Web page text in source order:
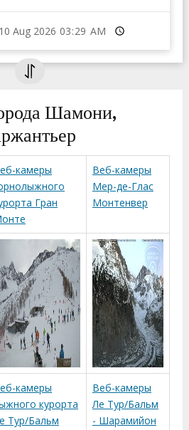
Время
Шамони,
камеры
Гран
Веб-камеры
Мер-де-Глас
Монтенвер
камеры
курорта
Тур/Бальм
Веб-камеры
Ле Тур/Бальм
- Шарамийон